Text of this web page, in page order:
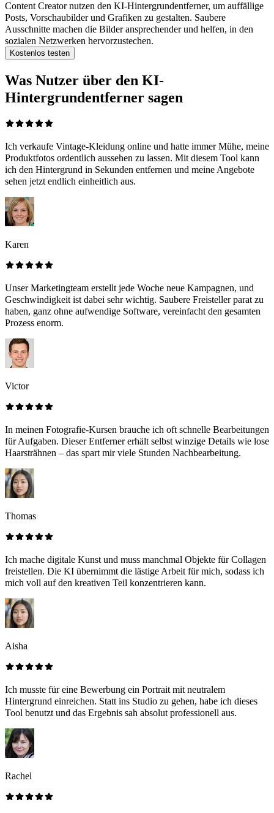
Content Creator nutzen den KI-Hintergrundentferner, um auffällige
Posts, Vorschaubilder und Grafiken zu gestalten. Saubere
Ausschnitte machen die Bilder ansprechender und helfen, in den
sozialen Netzwerken hervorzustechen.
Kostenlos testen
Was Nutzer über den KI-
Hintergrundentferner sagen
Ich verkaufe Vintage-Kleidung online und hatte immer Mühe, meine
Produktfotos ordentlich aussehen zu lassen. Mit diesem Tool kann
ich den Hintergrund in Sekunden entfernen und meine Angebote
sehen jetzt endlich einheitlich aus.
Karen
Unser Marketingteam erstellt jede Woche neue Kampagnen, und
Geschwindigkeit ist dabei sehr wichtig. Saubere Freisteller parat zu
haben, ganz ohne aufwendige Software, vereinfacht den gesamten
Prozess enorm.
Victor
In meinen Fotografie-Kursen brauche ich oft schnelle Bearbeitungen
für Aufgaben. Dieser Entferner erhält selbst winzige Details wie lose
Haarsträhnen – das spart mir viele Stunden Nachbearbeitung.
Thomas
Ich mache digitale Kunst und muss manchmal Objekte für Collagen
freistellen. Die KI übernimmt die lästige Arbeit für mich, sodass ich
mich voll auf den kreativen Teil konzentrieren kann.
Aisha
Ich musste für eine Bewerbung ein Portrait mit neutralem
Hintergrund einreichen. Statt ins Studio zu gehen, habe ich dieses
Tool benutzt und das Ergebnis sah absolut professionell aus.
Rachel